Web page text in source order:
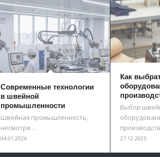
Современные технологии
в швейной
промышленности
Швейная промышленность,
несмотря…
04.01.2026
Как
Выбор
27.12.2025